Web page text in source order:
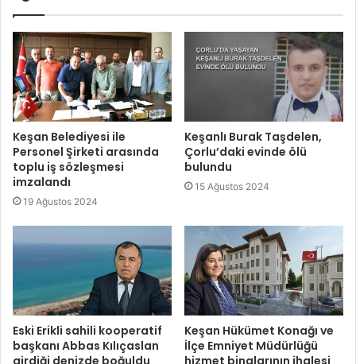
Keşan Belediyesi ile
Personel Şirketi arasında
toplu iş sözleşmesi
imzalandı
19 Ağustos 2024
Keşanlı Burak Taşdelen,
Çorlu’daki evinde ölü
bulundu
15 Ağustos 2024
Eski Erikli sahili kooperatif
başkanı Abbas Kılıçaslan
girdiği denizde boğuldu
Keşan Hükümet Konağı ve
İlçe Emniyet Müdürlüğü
hizmet binalarının ihalesi